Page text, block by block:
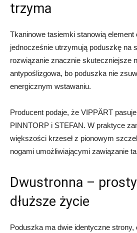
trzyma
Tkaninowe tasiemki stanowią element
jednocześnie utrzymują poduszkę na
rozwiązanie znacznie skuteczniejsze
antypoślizgowa, bo poduszka nie
energicznym wstawaniu.
Producent podaje, że VIPPÄRT
PINNTORP i STEFAN. W praktyce
większości krzeseł z pionowym
nogami umożliwiającymi zawiązanie
Dwustronna –
dłuższe życie
Poduszka ma dwie identyczne